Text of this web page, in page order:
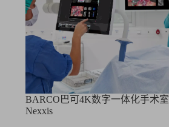
BARCO巴可4K数字一体化手术室
Nexxis